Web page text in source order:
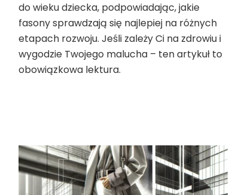
do wieku dziecka, podpowiadając, jakie
fasony sprawdzają się najlepiej na różnych
etapach rozwoju. Jeśli zależy Ci na zdrowiu i
wygodzie Twojego malucha – ten artykuł to
obowiązkowa lektura.